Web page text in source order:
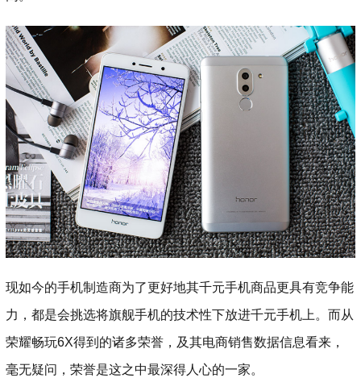
现如今的手机制造商为了更好地其千元手机商品更具有竞争能
力，都是会挑选将旗舰手机的技术性下放进千元手机上。而从
荣耀畅玩6X得到的诸多荣誉，及其电商销售数据信息看来，
毫无疑问，荣誉是这之中最深得人心的一家。